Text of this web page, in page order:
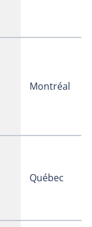
Montréal
Québec